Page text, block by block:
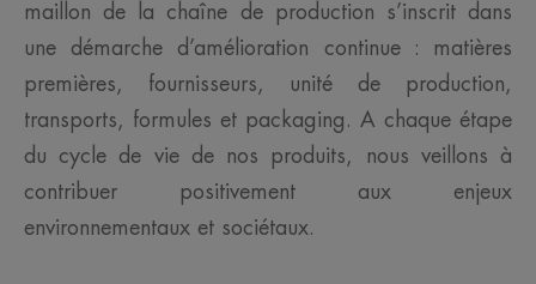
maillon de la chaîne de production s’inscrit dans
une démarche d’amélioration continue : matières
premières, fournisseurs, unité de production,
transports, formules et packaging. A chaque étape
du cycle de vie de nos produits, nous veillons à
contribuer positivement aux enjeux
environnementaux et sociétaux.